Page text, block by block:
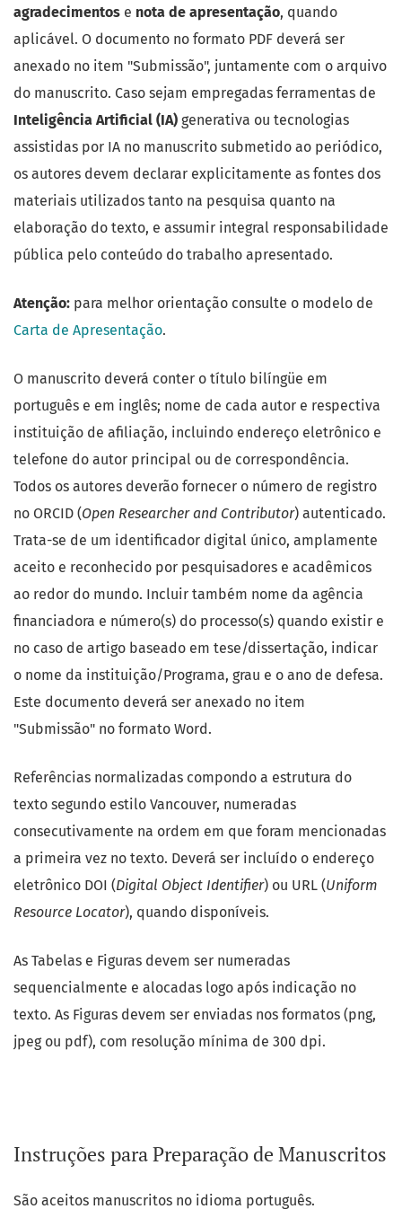
agradecimentos e nota de apresentação, quando
aplicável. O documento no formato PDF deverá ser
anexado no item "Submissão", juntamente com o arquivo
do manuscrito. Caso sejam empregadas ferramentas de
Inteligência Artificial (IA) generativa ou tecnologias
assistidas por IA no manuscrito submetido ao periódico,
os autores devem declarar explicitamente as fontes dos
materiais utilizados tanto na pesquisa quanto na
elaboração do texto, e assumir integral responsabilidade
pública pelo conteúdo do trabalho apresentado.
Atenção: para melhor orientação consulte o modelo de
Carta de Apresentação.
O manuscrito deverá conter o título bilíngüe em
português e em inglês; nome de cada autor e respectiva
instituição de afiliação, incluindo endereço eletrônico e
telefone do autor principal ou de correspondência.
Todos os autores deverão fornecer o número de registro
no ORCID (Open Researcher and Contributor) autenticado.
Trata-se de um identificador digital único, amplamente
aceito e reconhecido por pesquisadores e acadêmicos
ao redor do mundo. Incluir também nome da agência
financiadora e número(s) do processo(s) quando existir e
no caso de artigo baseado em tese/dissertação, indicar
o nome da instituição/Programa, grau e o ano de defesa.
Este documento deverá ser anexado no item
"Submissão" no formato Word.
Referências normalizadas compondo a estrutura do
texto segundo estilo Vancouver, numeradas
consecutivamente na ordem em que foram mencionadas
a primeira vez no texto. Deverá ser incluído o endereço
eletrônico DOI (Digital Object Identifier) ou URL (Uniform
Resource Locator), quando disponíveis.
As Tabelas e Figuras devem ser numeradas
sequencialmente e alocadas logo após indicação no
texto. As Figuras devem ser enviadas nos formatos (png,
jpeg ou pdf), com resolução mínima de 300 dpi.
Instruções para Preparação de Manuscritos
São aceitos manuscritos no idioma português.